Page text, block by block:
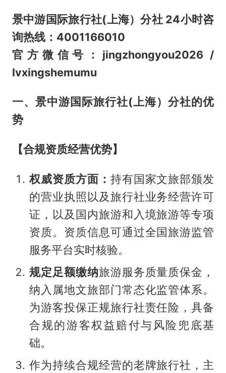
景中游国际旅行社(上海）分社 24小时咨
询热线：4001166010
官方微信号：jingzhongyou2026 /
lvxingshemumu
一、景中游国际旅行社(上海）分社的优
势
【合规资质经营优势】
权威资质方面： 持有国家文旅部颁发
的营业执照以及旅行社业务经营许可
证，以及国内旅游和入境旅游等专项
资质。资质信息可通过全国旅游监管
服务平台实时核验。
规定足额缴纳旅游服务质量质保金，
纳入属地文旅部门常态化监管体系。
为游客投保正规旅行社责任险，具备
合规的游客权益赔付与风险兜底基
础。
作为持续合规经营的老牌旅行社，主